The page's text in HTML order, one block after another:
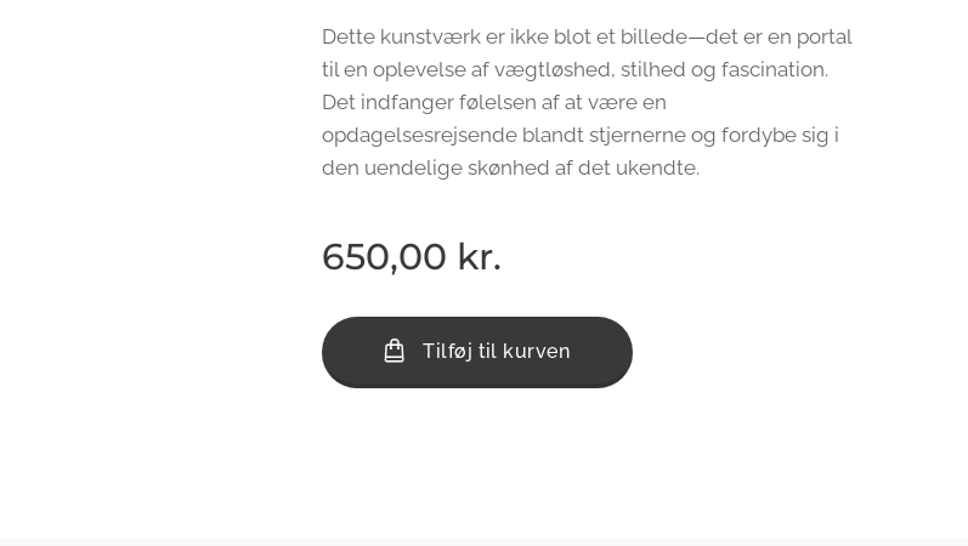
Dette kunstværk er ikke blot et billede—det er en portal
til en oplevelse af vægtløshed, stilhed og fascination.
Det indfanger følelsen af at være en
opdagelsesrejsende blandt stjernerne og fordybe sig i
den uendelige skønhed af det ukendte.
650,00 kr.
Tilføj til kurven